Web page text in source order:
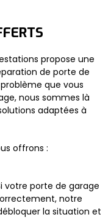
propose une
de porte de
que vous
nous sommes là
adaptées à
offrons :
votre porte de garage
notre
la situation et